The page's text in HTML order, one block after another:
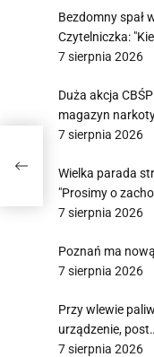
Bezdomny spał
Czytelniczka:
7 sierpnia 2026
Duża akcja
magazyn
7 sierpnia 2026
Wielka parada
"Prosimy o
7 sierpnia 2026
Poznań ma
7 sierpnia 2026
Przy wlewie
urządzenie,
7 sierpnia 2026